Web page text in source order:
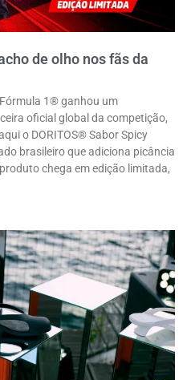
de olho nos fãs da
1® ganhou um
oficial global da competição,
o DORITOS® Sabor Spicy
brasileiro que adiciona picância
chega em edição limitada,